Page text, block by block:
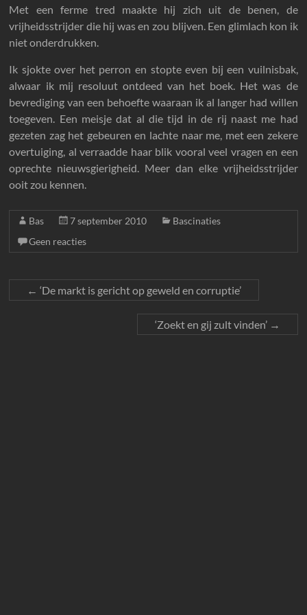
Met een ferme tred maakte hij zich uit de benen, de
vrijheidsstrijder die hij was en zou blijven. Een glimlach kon ik
niet onderdrukken.
Ik sjokte over het perron en stopte even bij een vuilnisbak,
alwaar ik mij resoluut ontdeed van het boek. Het was de
bevrediging van een behoefte waaraan ik al langer had willen
toegeven. Een meisje dat al die tijd in de rij naast me had
gezeten zag het gebeuren en lachte naar me, met een zekere
overtuiging, al verraadde haar blik vooral veel vragen en een
oprechte nieuwsgierigheid. Meer dan elke vrijheidsstrijder
ooit zou kennen.
Bas 7 september 2010
Bascinaties
Geen reacties
← ‘De markt is gericht op geweld en corruptie’
‘Zoekt en gij zult vinden’ →